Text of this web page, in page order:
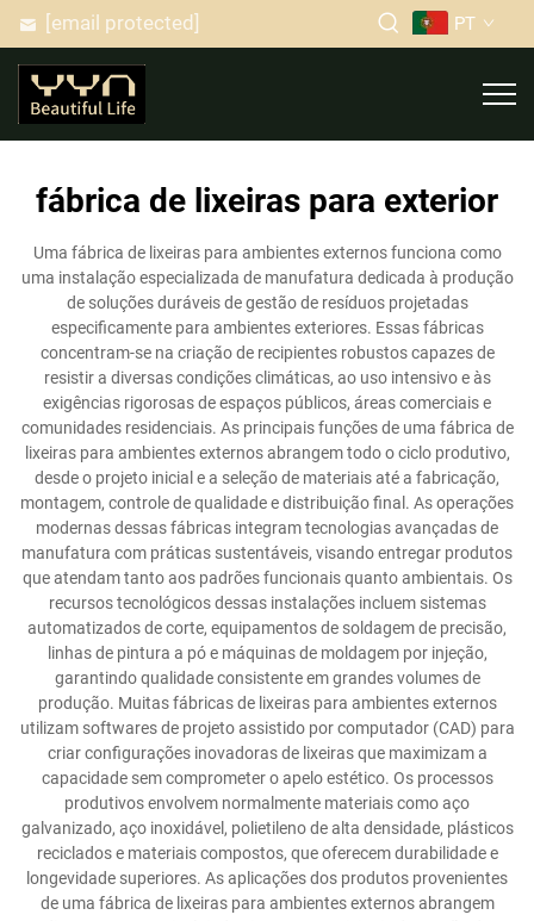
[email protected] PT
fábrica de lixeiras para exterior
Uma fábrica de lixeiras para ambientes externos funciona como
uma instalação especializada de manufatura dedicada à produção
de soluções duráveis de gestão de resíduos projetadas
especificamente para ambientes exteriores. Essas fábricas
concentram-se na criação de recipientes robustos capazes de
resistir a diversas condições climáticas, ao uso intensivo e às
exigências rigorosas de espaços públicos, áreas comerciais e
comunidades residenciais. As principais funções de uma fábrica de
lixeiras para ambientes externos abrangem todo o ciclo produtivo,
desde o projeto inicial e a seleção de materiais até a fabricação,
montagem, controle de qualidade e distribuição final. As operações
modernas dessas fábricas integram tecnologias avançadas de
manufatura com práticas sustentáveis, visando entregar produtos
que atendam tanto aos padrões funcionais quanto ambientais. Os
recursos tecnológicos dessas instalações incluem sistemas
automatizados de corte, equipamentos de soldagem de precisão,
linhas de pintura a pó e máquinas de moldagem por injeção,
garantindo qualidade consistente em grandes volumes de
produção. Muitas fábricas de lixeiras para ambientes externos
utilizam softwares de projeto assistido por computador (CAD) para
criar configurações inovadoras de lixeiras que maximizam a
capacidade sem comprometer o apelo estético. Os processos
produtivos envolvem normalmente materiais como aço
galvanizado, aço inoxidável, polietileno de alta densidade, plásticos
reciclados e materiais compostos, que oferecem durabilidade e
longevidade superiores. As aplicações dos produtos provenientes
de uma fábrica de lixeiras para ambientes externos abrangem